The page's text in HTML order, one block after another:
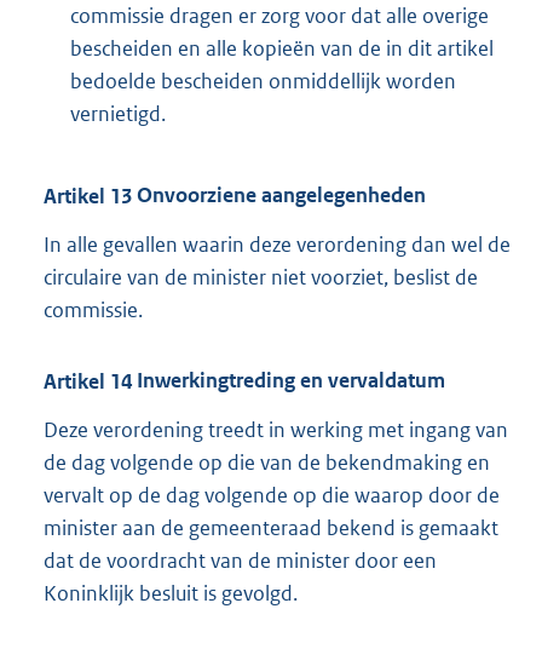
commissie dragen er zorg voor dat alle overige
bescheiden en alle kopieën van de in dit artikel
bedoelde bescheiden onmiddellijk worden
vernietigd.
Artikel 13Onvoorziene aangelegenheden
In alle gevallen waarin deze verordening dan wel de
circulaire van de minister niet voorziet, beslist de
commissie.
Artikel 14 Inwerkingtreding en vervaldatum
Deze verordening treedt in werking met ingang van
de dag volgende op die van de bekendmaking en
vervalt op de dag volgende op die waarop door de
minister aan de gemeenteraad bekend is gemaakt
dat de voordracht van de minister door een
Koninklijk besluit is gevolgd.